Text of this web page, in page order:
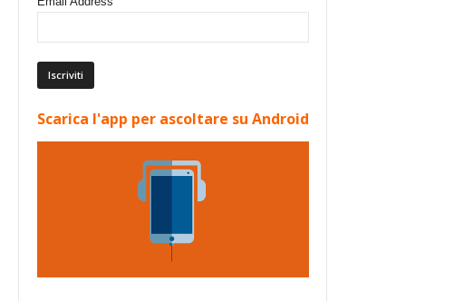
Scarica l'app per ascoltare su Android